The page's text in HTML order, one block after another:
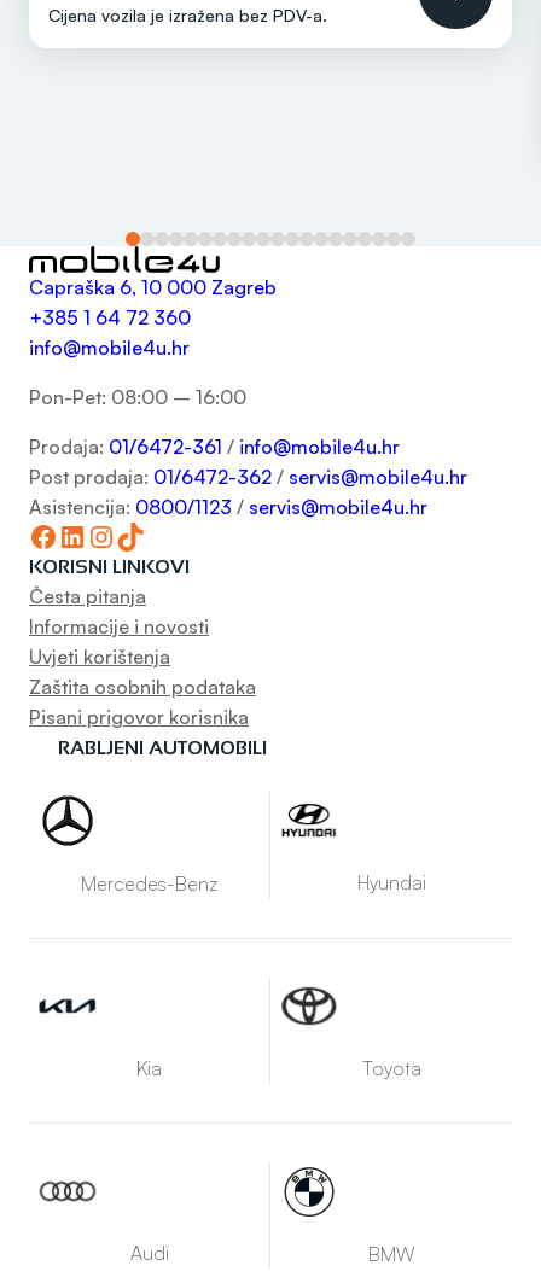
Cijena vozila je izražena bez PDV-a.
Capraška 6, 10 000 Zagreb
+385 1 64 72 360
info@mobile4u.hr
Pon-Pet: 08:00 – 16:00
Prodaja: 01/6472-361 / info@mobile4u.hr
Post prodaja: 01/6472-362 / servis@mobile4u.hr
Asistencija: 0800/1123 / servis@mobile4u.hr
Facebook LinkedIn InstagramTikTok
KORISNI LINKOVI
Česta pitanja
Informacije i novosti
Uvjeti korištenja
Zaštita osobnih podataka
Pisani prigovor korisnika
RABLJENI AUTOMOBILI
Mercedes-Benz Hyundai
Kia Toyota
Audi BMW